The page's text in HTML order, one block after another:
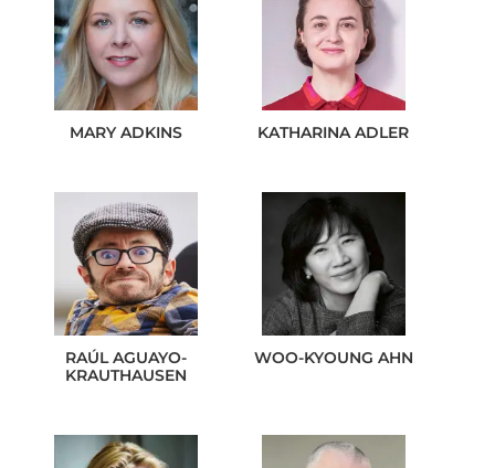
MARYADKINS KATHARINAADLER
RAÚLAGUAYO-
KRAUTHAUSEN
WOO-KYOUNG AHN